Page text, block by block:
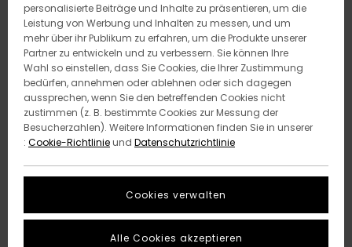
personalisierte Beiträge und Inhalte zu präsentieren, um die
Leistung von Werbung und Inhalten zu messen, und um
mehr über ihr Publikum zu erfahren, um die Produkte unserer
Partner zu entwickeln und zu verbessern. Sie können Ihre
Wahl so einstellen, dass Sie Cookies, die Ihrer Zustimmung
bedürfen, annehmen oder ablehnen oder sich dagegen
aussprechen, wenn Sie den betreffenden Cookies nicht
zustimmen (z. B. bestimmte Cookies zur Messung der
Besucherzahlen). Weitere Informationen finden Sie in unserer
: Cookie-Richtlinieund Datenschutzrichtlinie
Cookies verwalten
Alle Cookies akzeptieren